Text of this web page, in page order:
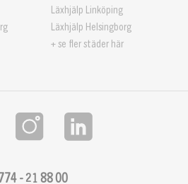
Läxhjälp Linköping
Läxhjälp Helsingborg
+ se fler städer här
- 21 88 00